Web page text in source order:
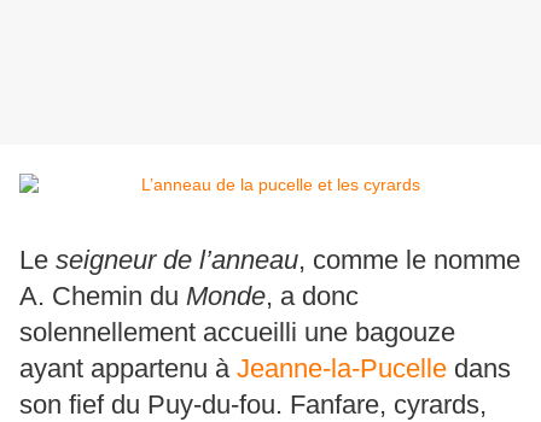
Le seigneur de l’anneau, comme le nomme
A. Chemin du Monde, a donc
solennellement accueilli une bagouze
ayant appartenu à Jeanne-la-Pucelle dans
son fief du Puy-du-fou. Fanfare, cyrards,